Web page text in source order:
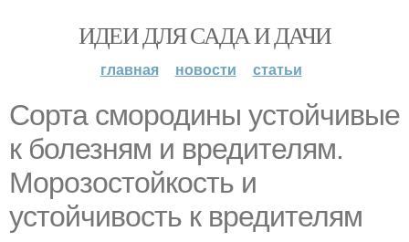
ИДЕИ ДЛЯ САДА И ДАЧИ
главная новости статьи
Сорта смородины устойчивые
к болезням и вредителям.
Морозостойкость и
устойчивость к вредителям